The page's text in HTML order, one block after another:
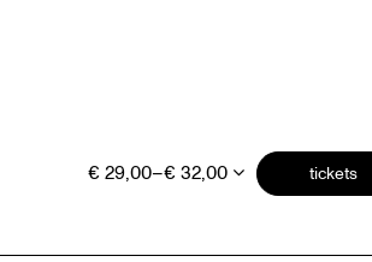
€ 29,00–€ 32,00 tickets